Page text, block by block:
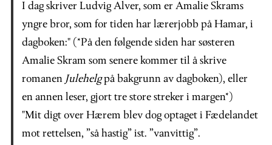
I dag skriver Ludvig Alver, som er Amalie Skrams
yngre bror, som for tiden har lærerjobb på Hamar, i
dagboken:" (*På den følgende siden har søsteren
Amalie Skram som senere kommer til å skrive
romanen Julehelgpå bakgrunn av dagboken), eller
en annen leser, gjort tre store streker i margen*)
"Mit digt over Hærem blev dog optaget i Fædelandet
mot rettelsen, ”så hastig” ist. ”vanvittig”.